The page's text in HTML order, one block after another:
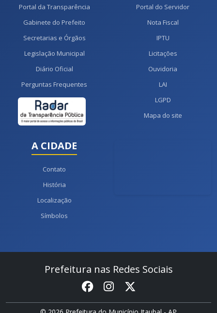
Portal da Transparência
Gabinete do Prefeito
Secretarias e Órgãos
Legislação Municipal
Diário Oficial
Perguntas Frequentes
Portal do Servidor
Nota Fiscal
IPTU
Licitações
Ouvidoria
LAI
LGPD
Mapa do site
A CIDADE
Contato
História
Localização
Símbolos
Prefeitura nas Redes Sociais